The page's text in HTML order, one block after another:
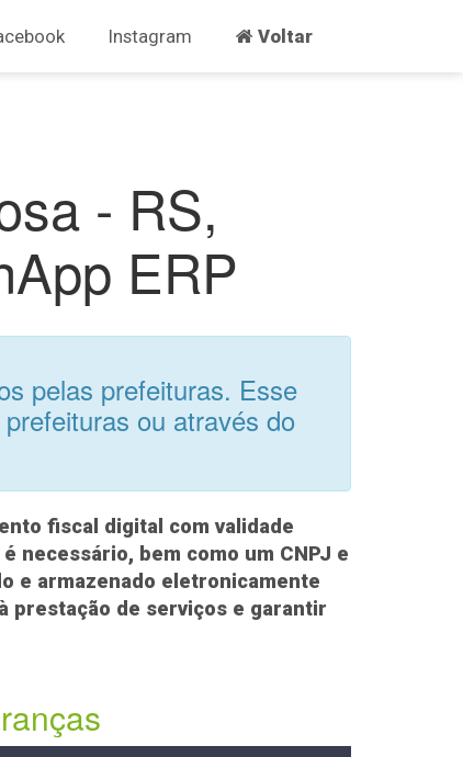
Instagram Voltar
- RS,
ERP
pelas prefeituras. Esse
ou através do
fiscal digital com validade
necessário, bem como um CNPJ e
e armazenado eletronicamente
prestação de serviços e garantir